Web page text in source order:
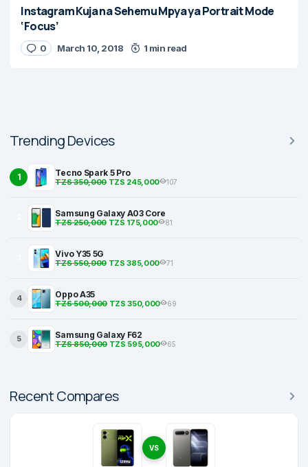
Instagram Kuja na Sehemu Mpya ya Portrait Mode
‘Focus’
0 March 10, 2018 1 min read
Trending Devices
1 Tecno Spark 5 Pro
TZS 350,000TZS 245,000 107
Samsung Galaxy A03 Core
TZS 250,000TZS 175,000 81
Vivo Y35 5G
TZS 550,000TZS 385,000 71
4 Oppo A35
TZS 500,000TZS 350,000 69
5 Samsung Galaxy F62
TZS 850,000TZS 595,000 65
Recent Compares
VS